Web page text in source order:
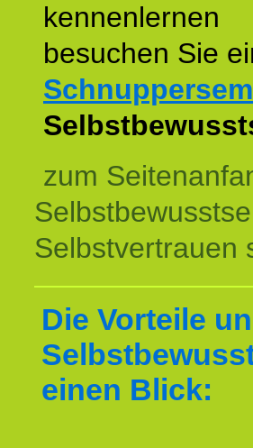
besuchen Sie
zum
Selbstvertrauen
Die Vorteile
einen Blick: